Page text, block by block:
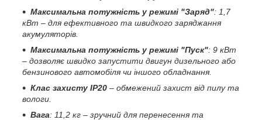
Максимальна потужність у режимі "Заряд": 1,7
кВт – для ефективного та швидкого заряджання
акумуляторів.
Максимальна потужність у режимі "Пуск": 9 кВт
– дозволяє швидко запустити двигун дизельного або
бензинового автомобіля чи іншого обладнання.
Клас захисту IP20 – обмежений захист від пилу та
вологи.
Вага: 11,2 кг – зручний для перенесення та